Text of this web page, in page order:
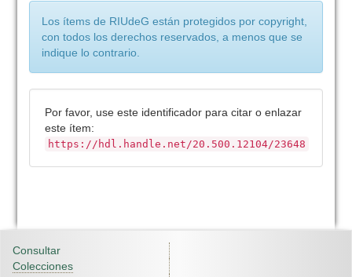
Los ítems de RIUdeG están protegidos por copyright,
con todos los derechos reservados, a menos que se
indique lo contrario.
Por favor, use este identificador para citar o enlazar
este ítem:
https://hdl.handle.net/20.500.12104/23648
Consultar
Colecciones